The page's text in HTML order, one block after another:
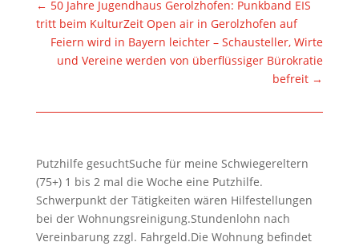
← 50 Jahre Jugendhaus Gerolzhofen: Punkband EIS
tritt beim KulturZeit Open air in Gerolzhofen auf
Feiern wird in Bayern leichter – Schausteller, Wirte
und Vereine werden von überflüssiger Bürokratie
befreit →
Putzhilfe gesuchtSuche für meine Schwiegereltern
(75+) 1 bis 2 mal die Woche eine Putzhilfe.
Schwerpunkt der Tätigkeiten wären Hilfestellungen
bei der Wohnungsreinigung.Stundenlohn nach
Vereinbarung zzgl. Fahrgeld.Die Wohnung befindet